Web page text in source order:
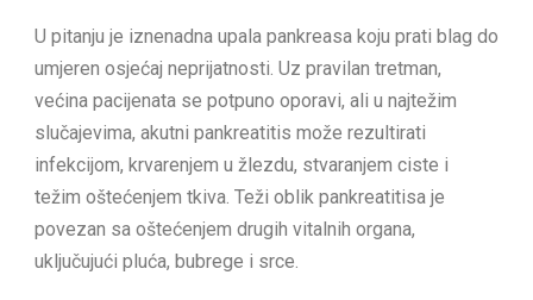
U pitanju je iznenadna upala pankreasa koju prati blag do
umjeren osjećaj neprijatnosti. Uz pravilan tretman,
većina pacijenata se potpuno oporavi, ali u najtežim
slučajevima, akutni pankreatitis može rezultirati
infekcijom, krvarenjem u žlezdu, stvaranjem ciste i
težim oštećenjem tkiva. Teži oblik pankreatitisa je
povezan sa oštećenjem drugih vitalnih organa,
uključujući pluća, bubrege i srce.